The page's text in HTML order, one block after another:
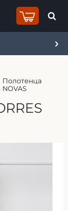
Полотенца